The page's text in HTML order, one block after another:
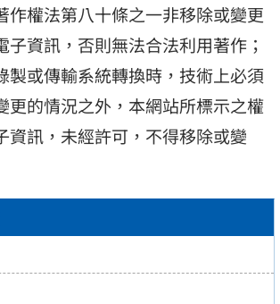
作權法第八十條之一非移除或變更
子資訊，否則無法合法利用著作；
製或傳輸系統轉換時，技術上必須
更的情況之外，本網站所標示之權
資訊，未經許可，不得移除或變